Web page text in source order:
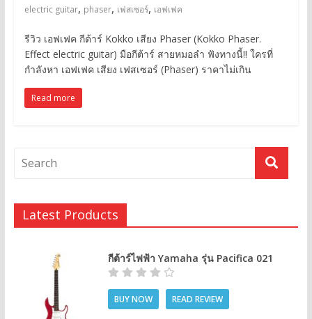
electric guitar, phaser, เฟสเซอร์, เอฟเฟค
รีวิว เอฟเฟค กีต้าร์ Kokko เสียง Phaser (Kokko Phaser.
Effect electric guitar) มือกีต้าร์ สายหมอลำ ฟังทางนี้!! ใครที่
กำลังหา เอฟเฟค เสียง เฟสเซอร์ (Phaser) ราคาไม่เกิน
Read more
Latest Products
กีต้าร์ไฟฟ้า Yamaha รุ่น Pacifica 021
BUY NOW READ REVIEW